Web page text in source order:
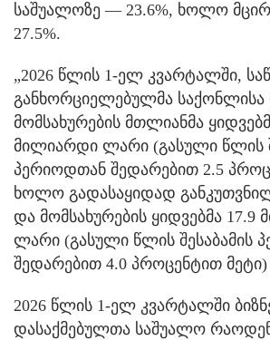
საშუალოზე — 23.6%, ხოლო
27.5%.
„2026 წლის 1-ელ კვარტალში,
განხორციელებულმა საქონლისა
მომსახურების მთლიანმა
მილიარდი ლარი (გასული წლის
პერიოდთან შედარებით 2.5
ხოლო გადასაყიდად
და მომსახურების ყიდვებმა
ლარი (გასული წლის შესაბამის
შედარებით 4.0 პროცენტით მეტი)
2026 წლის 1-ელ კვარტალში
დასაქმებულთა საშუალო